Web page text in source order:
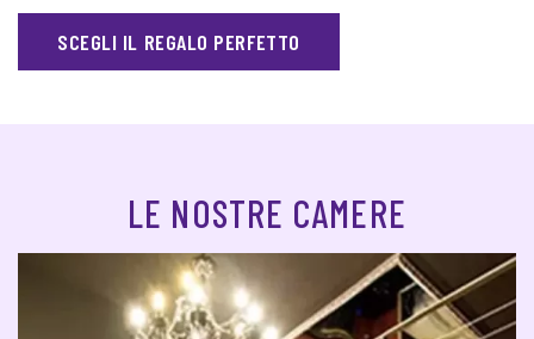
SCEGLI IL REGALO PERFETTO
LE NOSTRE CAMERE